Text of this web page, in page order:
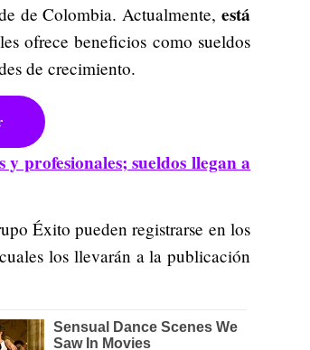
de Colombia. Actualmente,está
ofrece beneficios como sueldos
de crecimiento.
profesionales; sueldos llegan a
Éxito pueden registrarse en los
los llevarán a la publicación